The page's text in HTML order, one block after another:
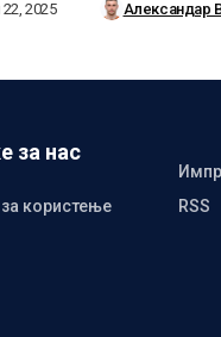
2025 Александар
за нас
користење
RSS